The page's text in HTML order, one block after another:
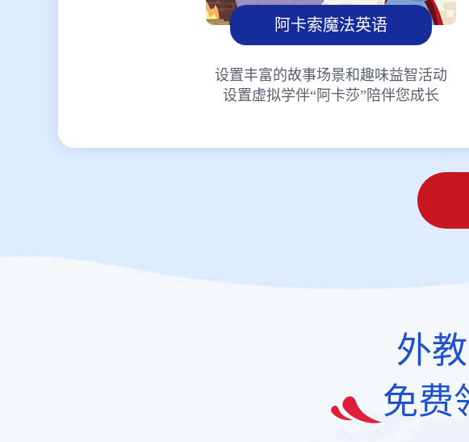
阿卡索魔法英语
设置丰富的故事场景和趣味益智活动
设置虚拟学伴“阿卡莎”陪伴您成长
外教
免费